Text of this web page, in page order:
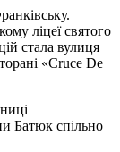
ліцеї святого
стала вулиця
«Cruce De
Батюк спільно